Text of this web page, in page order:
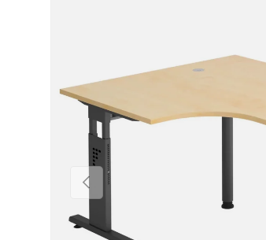
Vorige